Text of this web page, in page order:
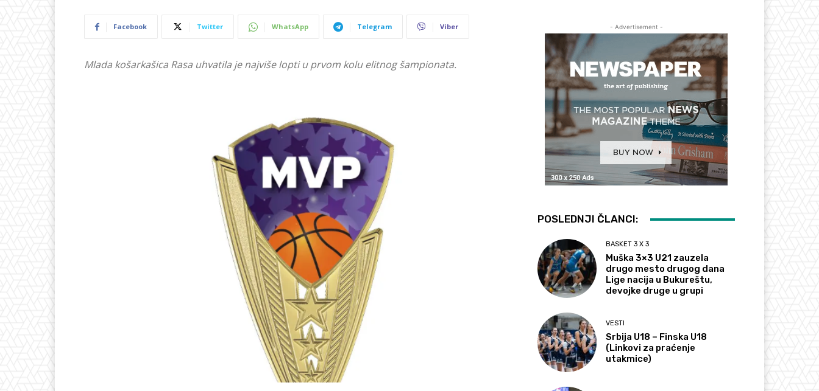
Facebook Twitter WhatsApp Telegram Viber
Mlada košarkašica Rasa uhvatila je najviše lopti u prvom kolu elitnog šampionata.
- Advertisement -
POSLEDNJI ČLANCI:
BASKET 3 X 3
Muška 3×3 U21 zauzela
drugo mesto drugog dana
Lige nacija u Bukureštu,
devojke druge u grupi
VESTI
Srbija U18 – Finska U18
(Linkovi za praćenje
utakmice)